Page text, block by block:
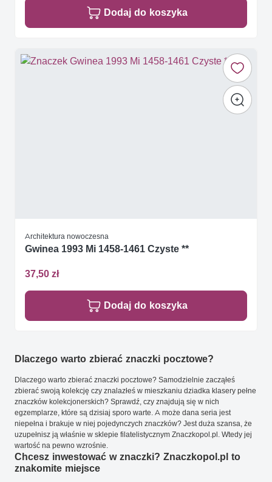
Dodaj do koszyka
Architektura nowoczesna
Gwinea 1993 Mi 1458-1461 Czyste **
37,50 zł
Dodaj do koszyka
Dlaczego warto zbierać znaczki pocztowe?
Dlaczego warto zbierać znaczki pocztowe? Samodzielnie zacząłeś
zbierać swoją kolekcję czy znalazłeś w mieszkaniu dziadka klasery pełne
znaczków kolekcjonerskich? Sprawdź, czy znajdują się w nich
egzemplarze, które są dzisiaj sporo warte. A może dana seria jest
niepełna i brakuje w niej pojedynczych znaczków? Jest duża szansa, że
uzupełnisz ją właśnie w sklepie filatelistycznym Znaczkopol.pl. Wtedy jej
wartość na pewno wzrośnie.
Chcesz inwestować w znaczki? Znaczkopol.pl to
znakomite miejsce